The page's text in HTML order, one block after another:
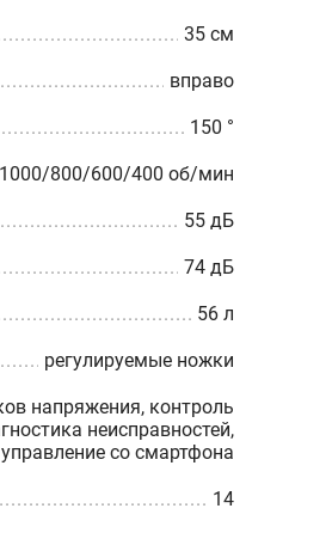
35 см
вправо
150 °
800/600/400 об/мин
55 дБ
74 дБ
56 л
регулируемые ножки
напряжения, контроль
неисправностей,
со смартфона
14